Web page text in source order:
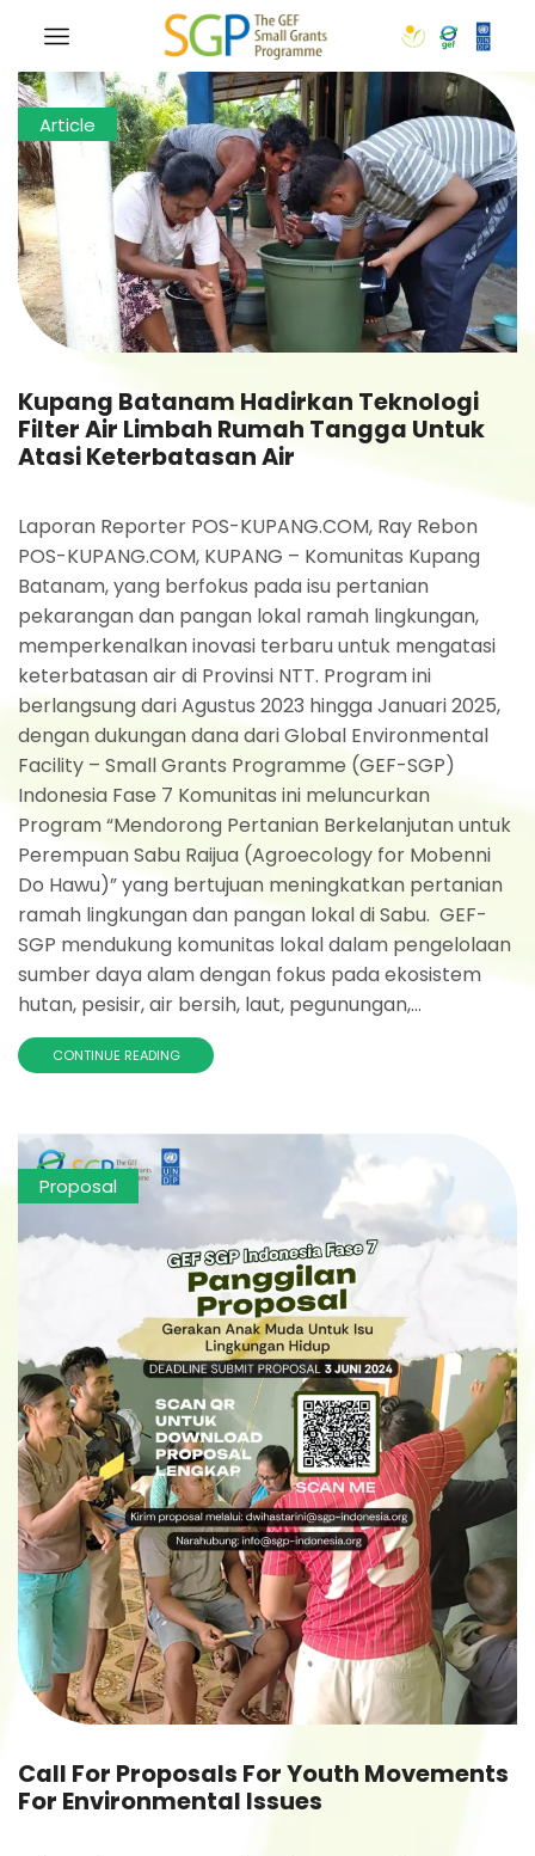
Article
Kupang Batanam Hadirkan Teknologi
Filter Air Limbah Rumah Tangga Untuk
Atasi Keterbatasan Air
Laporan Reporter POS-KUPANG.COM, Ray Rebon
POS-KUPANG.COM, KUPANG – Komunitas Kupang
Batanam, yang berfokus pada isu pertanian
pekarangan dan pangan lokal ramah lingkungan,
memperkenalkan inovasi terbaru untuk mengatasi
keterbatasan air di Provinsi NTT. Program ini
berlangsung dari Agustus 2023 hingga Januari 2025,
dengan dukungan dana dari Global Environmental
Facility – Small Grants Programme (GEF-SGP)
Indonesia Fase 7 Komunitas ini meluncurkan
Program “Mendorong Pertanian Berkelanjutan untuk
Perempuan Sabu Raijua (Agroecology for Mobenni
Do Hawu)” yang bertujuan meningkatkan pertanian
ramah lingkungan dan pangan lokal di Sabu. GEF-
SGP mendukung komunitas lokal dalam pengelolaan
sumber daya alam dengan fokus pada ekosistem
hutan, pesisir, air bersih, laut, pegunungan,...
CONTINUE READING
Proposal
Call For Proposals For Youth Movements
For Environmental Issues